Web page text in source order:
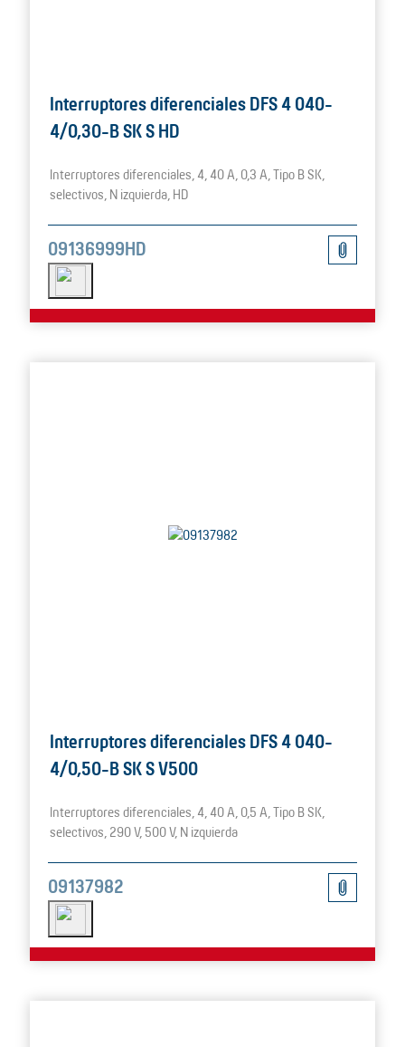
Interruptores diferenciales DFS 4 040-
4/0,30-B SK S HD
Interruptores diferenciales, 4, 40 A, 0,3 A, Tipo B SK,
selectivos, N izquierda, HD
09136999HD
Interruptores diferenciales DFS 4 040-
4/0,50-B SK S V500
Interruptores diferenciales, 4, 40 A, 0,5 A, Tipo B SK,
selectivos, 290 V, 500 V, N izquierda
09137982